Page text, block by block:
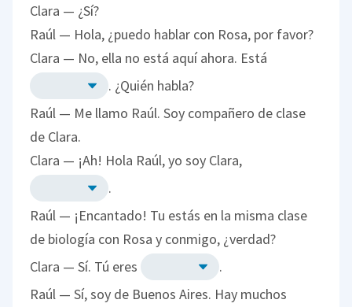
Clara — ¿Sí?
Raúl — Hola, ¿puedo hablar con Rosa, por favor?
Clara — No, ella no está aquí ahora. Está
. ¿Quién habla?
Raúl — Me llamo Raúl. Soy compañero de clase
de Clara.
Clara — ¡Ah! Hola Raúl, yo soy Clara,
.
Raúl — ¡Encantado! Tu estás en la misma clase
de biología con Rosa y conmigo, ¿verdad?
Clara — Sí. Tú eres
.
Raúl — Sí, soy de Buenos Aires. Hay muchos